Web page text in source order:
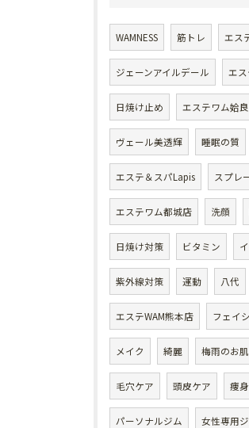
WAMNESS 筋トレ エス
ジェーンアイルデール エ
日焼け止め エステワム姶
ヴェール美透輝 睡眠の質
エステ＆スパLapis スプレ
エステワム都城店 洗顔
日焼け対策 ビタミン
紫外線対策 運動 八代
エステWAM熊本店 フェイ
メイク 綺麗 梅雨のお肌
毛穴ケア 頭皮ケア 痩身
パーソナルジム 女性専用